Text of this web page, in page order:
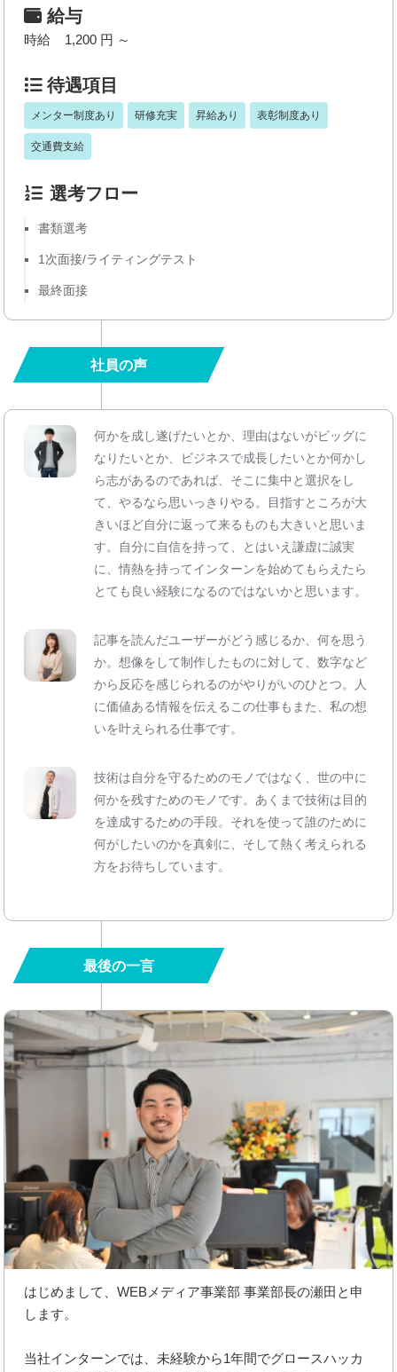
給与
時給 1,200 円 ～
待遇項目
メンター制度あり 研修充実 昇給あり 表彰制度あり
交通費支給
選考フロー
書類選考
1次面接/ライティングテスト
最終面接
社員の声
何かを成し遂げたいとか、理由はないがビッグに
なりたいとか、ビジネスで成長したいとか何かし
ら志があるのであれば、そこに集中と選択をし
て、やるなら思いっきりやる。目指すところが大
きいほど自分に返って来るものも大きいと思いま
す。自分に自信を持って、とはいえ謙虚に誠実
に、情熱を持ってインターンを始めてもらえたら
とても良い経験になるのではないかと思います。
記事を読んだユーザーがどう感じるか、何を思う
か。想像をして制作したものに対して、数字など
から反応を感じられるのがやりがいのひとつ。人
に価値ある情報を伝えるこの仕事もまた、私の想
いを叶えられる仕事です。
技術は自分を守るためのモノではなく、世の中に
何かを残すためのモノです。あくまで技術は目的
を達成するための手段。それを使って誰のために
何がしたいのかを真剣に、そして熱く考えられる
方をお待ちしています。
最後の一言
はじめまして、WEBメディア事業部 事業部長の瀬田と申
します。
当社インターンでは、未経験から1年間でグロースハッカ